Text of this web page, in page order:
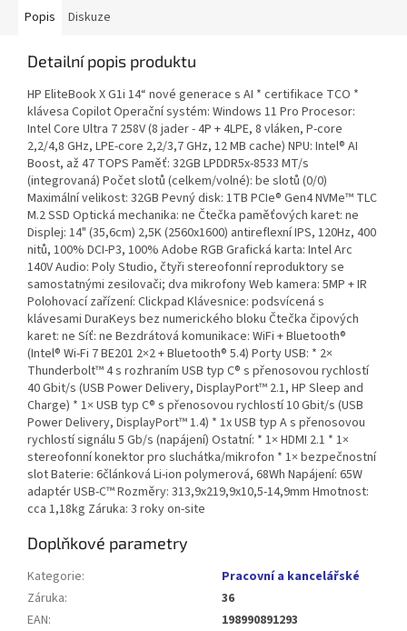
Popis Diskuze
Detailní popis produktu
HP EliteBook X G1i 14“ nové generace s AI * certifikace TCO *
klávesa Copilot Operační systém: Windows 11 Pro Procesor:
Intel Core Ultra 7 258V (8 jader - 4P + 4LPE, 8 vláken, P-core
2,2/4,8 GHz, LPE-core 2,2/3,7 GHz, 12 MB cache) NPU: Intel® AI
Boost, až 47 TOPS Paměť: 32GB LPDDR5x-8533 MT/s
(integrovaná) Počet slotů (celkem/volné): be slotů (0/0)
Maximální velikost: 32GB Pevný disk: 1TB PCIe® Gen4 NVMe™ TLC
M.2 SSD Optická mechanika: ne Čtečka paměťových karet: ne
Displej: 14" (35,6cm) 2,5K (2560x1600) antireflexní IPS, 120Hz, 400
nitů, 100% DCI-P3, 100% Adobe RGB Grafická karta: Intel Arc
140V Audio: Poly Studio, čtyři stereofonní reproduktory se
samostatnými zesilovači; dva mikrofony Web kamera: 5MP + IR
Polohovací zařízení: Clickpad Klávesnice: podsvícená s
klávesami DuraKeys bez numerického bloku Čtečka čipových
karet: ne Síť: ne Bezdrátová komunikace: WiFi + Bluetooth®
(Intel® Wi-Fi 7 BE201 2×2 + Bluetooth® 5.4) Porty USB: * 2×
Thunderbolt™ 4 s rozhraním USB typ C® s přenosovou rychlostí
40 Gbit/s (USB Power Delivery, DisplayPort™ 2.1, HP Sleep and
Charge) * 1× USB typ C® s přenosovou rychlostí 10 Gbit/s (USB
Power Delivery, DisplayPort™ 1.4) * 1x USB typ A s přenosovou
rychlostí signálu 5 Gb/s (napájení) Ostatní: * 1× HDMI 2.1 * 1×
stereofonní konektor pro sluchátka/mikrofon * 1× bezpečnostní
slot Baterie: 6článková Li-ion polymerová, 68Wh Napájení: 65W
adaptér USB-C™ Rozměry: 313,9x219,9x10,5-14,9mm Hmotnost:
cca 1,18kg Záruka: 3 roky on-site
Doplňkové parametry
Kategorie:
Pracovní a kancelářské
Záruka:
36
EAN:
198990891293